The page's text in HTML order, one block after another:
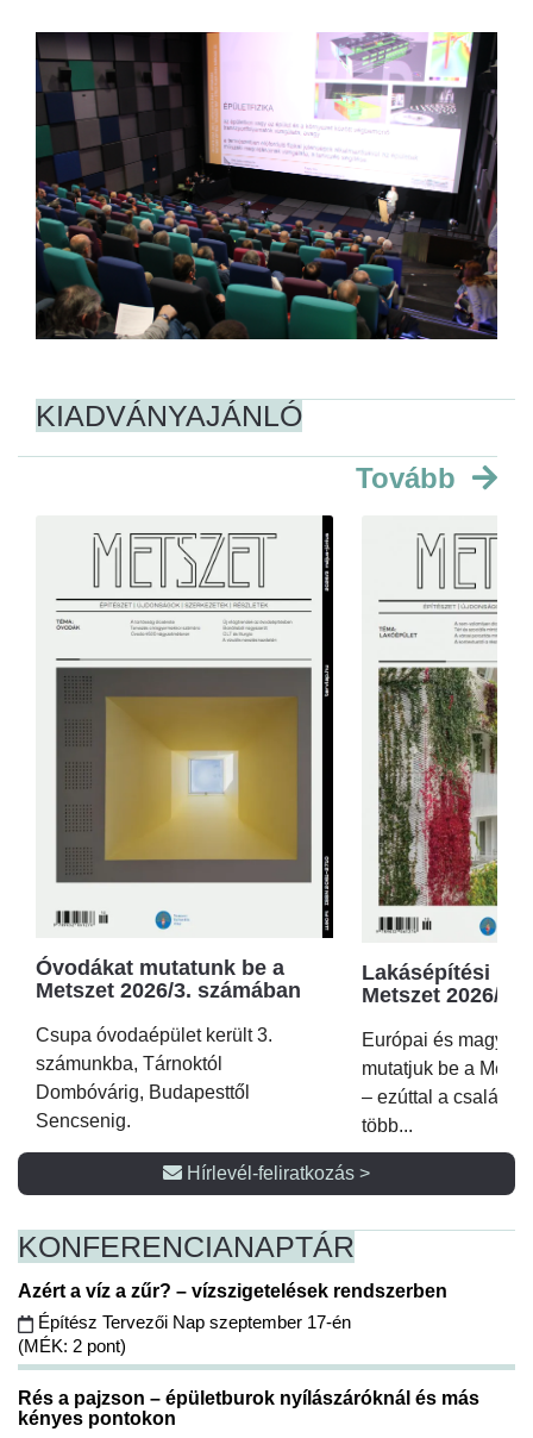
KIADVÁNYAJÁNLÓ
Tovább
Óvodákat mutatunk be a
Metszet 2026/3. számában
Csupa óvodaépület került 3.
számunkba, Tárnoktól
Dombóvárig, Budapesttől
Sencsenig.
Lakásépítési
Metszet 2026/2.
Európai és magyar
mutatjuk be a
– ezúttal a családi
több...
Hírlevél-feliratkozás >
KONFERENCIANAPTÁR
Azért a víz a zűr? – vízszigetelések rendszerben
Építész Tervezői Nap szeptember 17-én
(MÉK: 2 pont)
Rés a pajzson – épületburok nyílászáróknál és más
kényes pontokon